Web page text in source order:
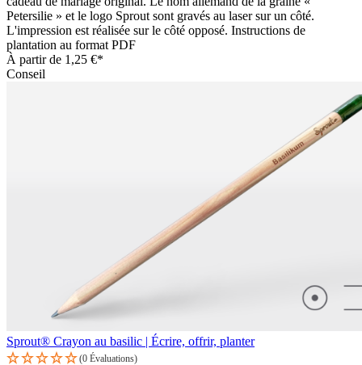
Petersilie » et le logo Sprout sont gravés au laser sur un côté.
L'impression est réalisée sur le côté opposé. Instructions de
plantation au format PDF
À partir de 1,25 €*
Conseil
Sprout® Crayon au basilic | Écrire, offrir, planter
(0 Évaluations)